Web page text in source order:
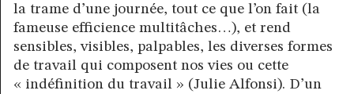
la trame d’une journée, tout ce que l’on fait (la
fameuse efficience multitâches…), et rend
sensibles, visibles, palpables, les diverses formes
de travail qui composent nos vies ou cette
« indéfinition du travail » (Julie Alfonsi). D’un